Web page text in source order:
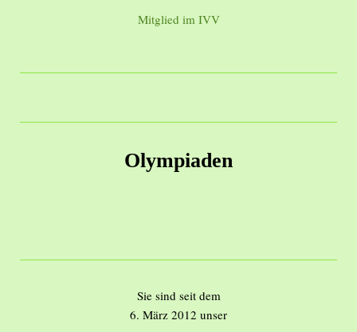
Mitglied im IVV
Olympiaden
Sie sind seit dem
6. März 2012 unser